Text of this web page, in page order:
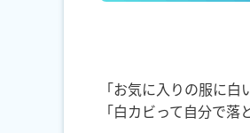
「お気に入りの服に
「白カビって自分で